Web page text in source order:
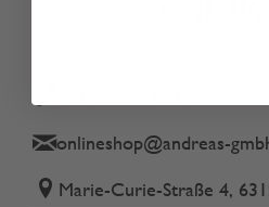
onlineshop@andreas-
Marie-Curie-Straße 4,